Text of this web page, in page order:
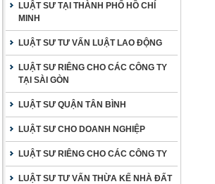
LUẬT SƯ TẠI THÀNH PHỐ HỒ CHÍ
MINH
LUẬT SƯ TƯ VẤN LUẬT LAO ĐỘNG
LUẬT SƯ RIÊNG CHO CÁC CÔNG TY
TẠI SÀI GÒN
LUẬT SƯ QUẬN TÂN BÌNH
LUẬT SƯ CHO DOANH NGHIỆP
LUẬT SƯ RIÊNG CHO CÁC CÔNG TY
LUẬT SƯ TƯ VẤN THỪA KẾ NHÀ ĐẤT